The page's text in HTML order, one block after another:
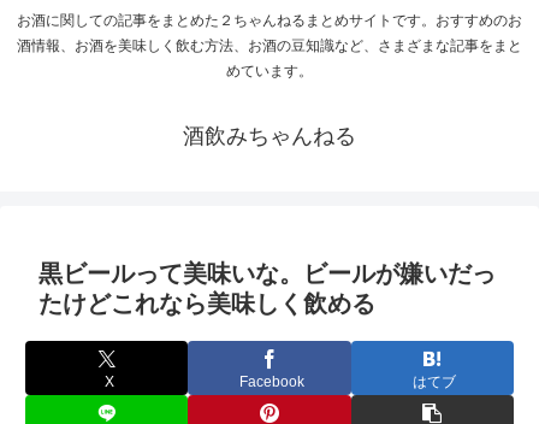
お酒に関しての記事をまとめた２ちゃんねるまとめサイトです。おすすめのお
酒情報、お酒を美味しく飲む方法、お酒の豆知識など、さまざまな記事をまと
めています。
酒飲みちゃんねる
黒ビールって美味いな。ビールが嫌いだっ
たけどこれなら美味しく飲める
X Facebook はてブ